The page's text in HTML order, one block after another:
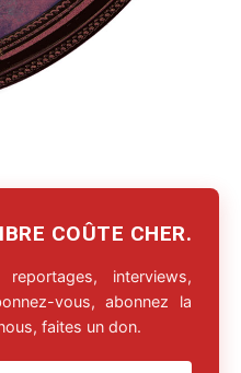
COÛTE CHER.
interviews,
vous, abonnez la
faites un don.